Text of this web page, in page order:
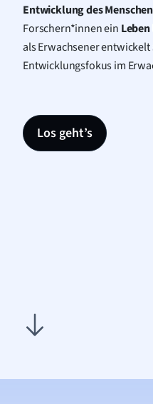
Entwicklung des Menschen
Forschern*innen ein
als Erwachsener
Entwicklungsfokus im
Los geht’s